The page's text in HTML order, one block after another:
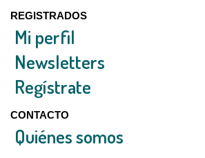
REGISTRADOS
Mi perfil
Newsletters
Regístrate
CONTACTO
Quiénes somos